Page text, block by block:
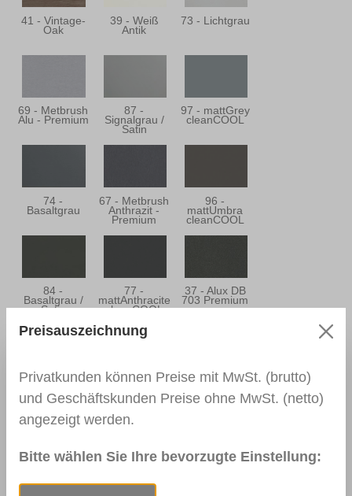
41 - Vintage-
Oak
39 - Weiß
Antik
73 - Lichtgrau
69 - Metbrush
Alu - Premium
87 -
Signalgrau /
Satin
97 - mattGrey
cleanCOOL
74 -
Basaltgrau
67 - Metbrush
Anthrazit -
Premium
96 -
mattUmbra
cleanCOOL
84 -
Basaltgrau /
Satin
77 -
mattAnthracite
cleanCOOL
37 - Alux DB
703 Premium
55 -
Anthrazitgrau
88 -
Anthrazitgrau /
Satin
03 -
Dunkelgrün
Brass -
Preisauszeichnung
Privatkunden können Preise mit MwSt. (brutto)
und Geschäftskunden Preise ohne MwSt. (netto)
angezeigt werden.
Bitte wählen Sie Ihre bevorzugte Einstellung: